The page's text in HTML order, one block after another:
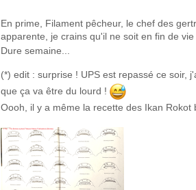
En prime, Filament pêcheur, le chef des
apparente, je crains qu'il ne soit en fin de vie
Dure semaine...
(*) edit : surprise ! UPS est repassé ce
que ça va être du lourd !
Oooh, il y a même la recette des Ikan Rokot